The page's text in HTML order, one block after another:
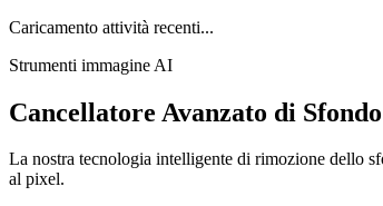
Caricamento attività recenti...
Strumenti immagine AI
Cancellatore Avanzato di
La nostra tecnologia intelligente di rimozione dello
al pixel.